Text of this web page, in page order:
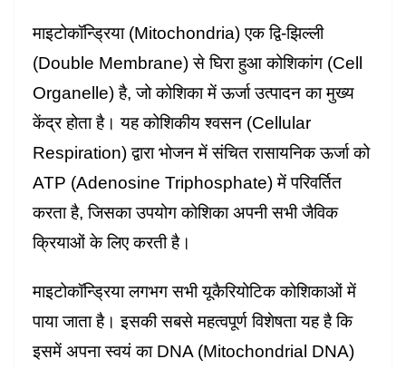
माइटोकॉन्ड्रिया (Mitochondria) एक द्वि-झिल्ली
(Double Membrane) से घिरा हुआ कोशिकांग (Cell
Organelle) है, जो कोशिका में ऊर्जा उत्पादन का मुख्य
केंद्र होता है। यह कोशिकीय श्वसन (Cellular
Respiration) द्वारा भोजन में संचित रासायनिक ऊर्जा को
ATP (Adenosine Triphosphate) में परिवर्तित
करता है, जिसका उपयोग कोशिका अपनी सभी जैविक
क्रियाओं के लिए करती है।
माइटोकॉन्ड्रिया लगभग सभी यूकैरियोटिक कोशिकाओं में
पाया जाता है। इसकी सबसे महत्वपूर्ण विशेषता यह है कि
इसमें अपना स्वयं का DNA (Mitochondrial DNA)